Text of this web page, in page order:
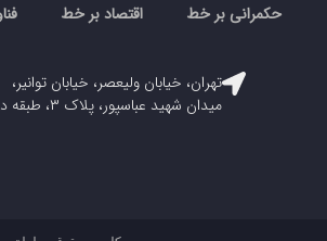
حکمرانی بر خط اقتصاد بر خط
تهران، خیابان ولیعصر، خیابان توانیر،
میدان شهید عباسپور، پلاک ۳، طبقه دوم، واحد ۲۱